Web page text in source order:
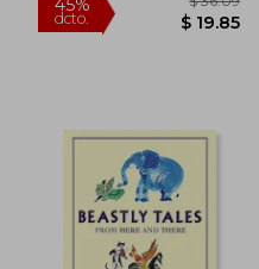
dcto. $ 38.09